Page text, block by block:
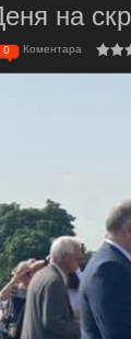
на
0 Коментара